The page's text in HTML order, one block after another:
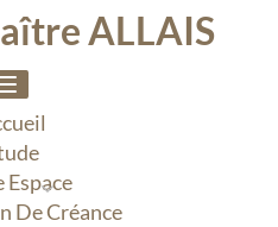
ALLAIS
Toggle
navigation
Espace
De Créance